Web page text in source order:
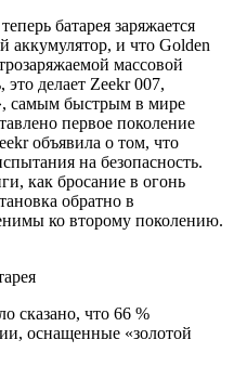
батарея заряжается
аккумулятор, и что Golden
массовой
делает Zeekr 007,
самым быстрым в мире
первое поколение
объявила о том, что
на безопасность.
как бросание в огонь
обратно в
ко второму поколению.
сказано, что 66 %
оснащенные «золотой